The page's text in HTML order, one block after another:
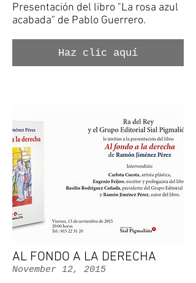
Presentación del libro "La rosa azul
acabada" de Pablo Guerrero.
Haz clic aquí
AL FONDO A LA DERECHA
November 12, 2015